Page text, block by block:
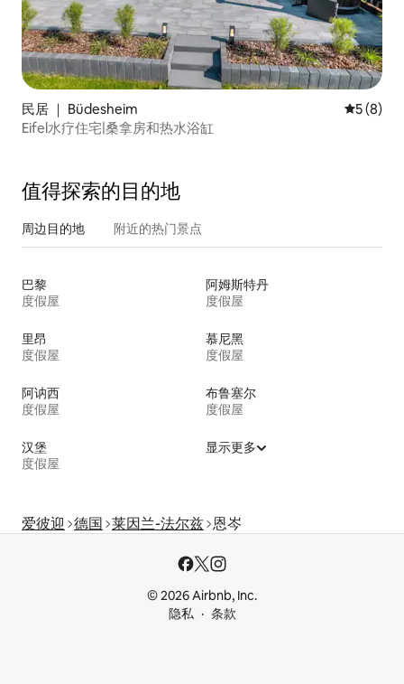
民居 ｜ Büdesheim 平均评分
5 (8)
Eifel水疗住宅|桑拿房和热水浴缸
值得探索的目的地
周边目的地 附近的热门景点
巴黎
度假屋
阿姆斯特丹
度假屋
里昂
度假屋
慕尼黑
度假屋
阿讷西
度假屋
布鲁塞尔
度假屋
汉堡
度假屋
显示更多
爱彼迎 德国 莱因兰-法尔兹 恩岑
© 2026 Airbnb, Inc.
隐私
条款